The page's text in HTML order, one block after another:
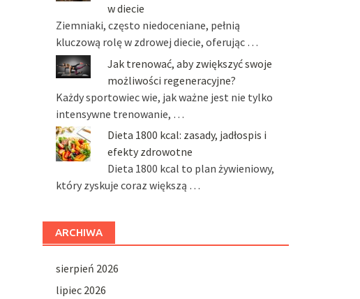
w diecie
Ziemniaki, często niedoceniane, pełnią
kluczową rolę w zdrowej diecie, oferując …
Jak trenować, aby zwiększyć swoje
możliwości regeneracyjne?
Każdy sportowiec wie, jak ważne jest nie tylko
intensywne trenowanie, …
Dieta 1800 kcal: zasady, jadłospis i
efekty zdrowotne
Dieta 1800 kcal to plan żywieniowy,
który zyskuje coraz większą …
ARCHIWA
sierpień 2026
lipiec 2026